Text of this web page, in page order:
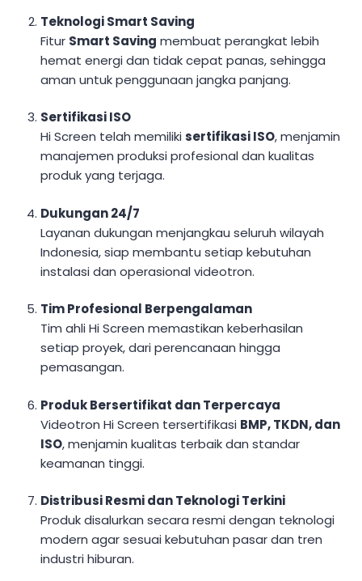
Teknologi Smart Saving
Fitur Smart Saving membuat perangkat lebih
hemat energi dan tidak cepat panas, sehingga
aman untuk penggunaan jangka panjang.
Sertifikasi ISO
Hi Screen telah memilikisertifikasi ISO, menjamin
manajemen produksi profesional dan kualitas
produk yang terjaga.
Dukungan 24/7
Layanan dukungan menjangkau seluruh wilayah
Indonesia, siap membantu setiap kebutuhan
instalasi dan operasional videotron.
Tim Profesional Berpengalaman
Tim ahli Hi Screen memastikan keberhasilan
setiap proyek, dari perencanaan hingga
pemasangan.
Produk Bersertifikat dan Terpercaya
Videotron Hi Screen tersertifikasi BMP, TKDN, dan
ISO, menjamin kualitas terbaik dan standar
keamanan tinggi.
Distribusi Resmi dan Teknologi Terkini
Produk disalurkan secara resmi dengan teknologi
modern agar sesuai kebutuhan pasar dan tren
industri hiburan.